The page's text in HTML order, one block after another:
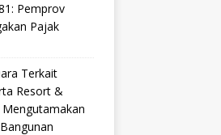
Pemprov
Pajak
Terkait
Resort &
Mengutamakan